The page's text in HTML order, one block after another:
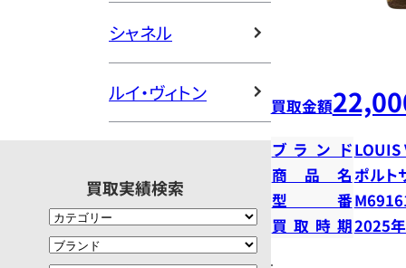
シャネル
ルイ・ヴィトン
買取実績検索
買取金額
ブランドLOUIS
商品名ポルト
型番
買取時期2025